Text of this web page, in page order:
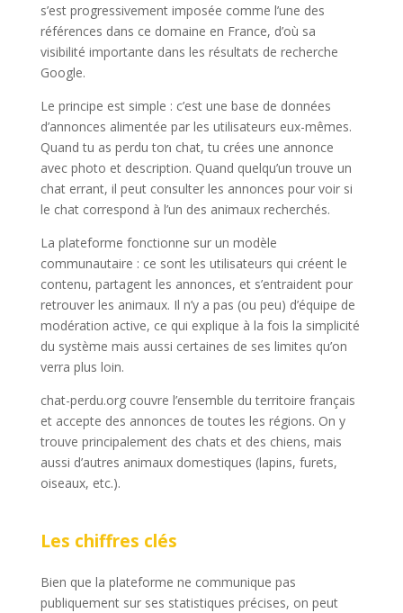
s’est progressivement imposée comme l’une des
références dans ce domaine en France, d’où sa
visibilité importante dans les résultats de recherche
Google.
Le principe est simple : c’est une base de données
d’annonces alimentée par les utilisateurs eux-mêmes.
Quand tu as perdu ton chat, tu crées une annonce
avec photo et description. Quand quelqu’un trouve un
chat errant, il peut consulter les annonces pour voir si
le chat correspond à l’un des animaux recherchés.
La plateforme fonctionne sur un modèle
communautaire : ce sont les utilisateurs qui créent le
contenu, partagent les annonces, et s’entraident pour
retrouver les animaux. Il n’y a pas (ou peu) d’équipe de
modération active, ce qui explique à la fois la simplicité
du système mais aussi certaines de ses limites qu’on
verra plus loin.
chat-perdu.org couvre l’ensemble du territoire français
et accepte des annonces de toutes les régions. On y
trouve principalement des chats et des chiens, mais
aussi d’autres animaux domestiques (lapins, furets,
oiseaux, etc.).
Les chiffres clés
Bien que la plateforme ne communique pas
publiquement sur ses statistiques précises, on peut